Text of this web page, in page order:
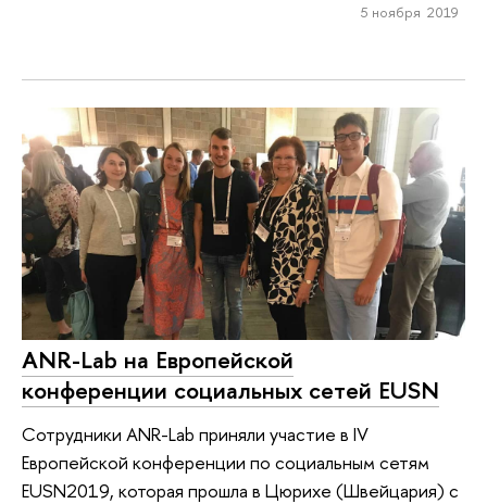
5 ноября 2019
ANR-Lab на Европейской
конференции социальных сетей EUSN
Сотрудники ANR-Lab приняли участие в IV
Европейской конференции по социальным сетям
EUSN2019, которая прошла в Цюрихе (Швейцария) c